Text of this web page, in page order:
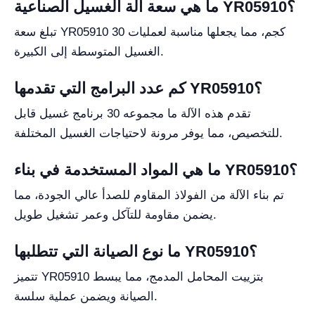
ما هي سعة آلة الغسيل الصناعية YR05910؟
تبلغ سعة YR05910 30 كجم، مما يجعلها مناسبة لعمليات
الغسيل المتوسطة إلى الكبيرة.
كم عدد البرامج التي تقدمها YR05910؟
تقدم هذه الآلة ما مجموعه 30 برنامج غسيل قابل
للتخصيص، مما يوفر مرونة لاحتياجات الغسيل المختلفة.
ما هي المواد المستخدمة في بناء YR05910؟
تم بناء الآلة من الفولاذ المقاوم للصدأ عالي الجودة، مما
يضمن مقاومة للتآكل وعمر تشغيل طويل.
ما نوع الصيانة التي تتطلبها YR05910؟
تتميز YR05910 بتزييت المحامل المدمج، مما يبسط
الصيانة ويضمن عملية سلسة.